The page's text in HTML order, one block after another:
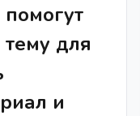
для
и